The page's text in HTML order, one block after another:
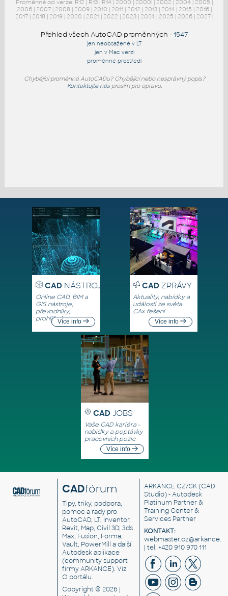
Proměnné od verze: R12 | R13 | R14 | 2000 | 2000i | 2002 | 2004 | 2005 |
2006 | 2007 | 2008 | 2009 | 2010 | 2011 | 2012 | 2013 | 2014 | 2015 | 2016 |
2017 | 2018 | 2019 | 2020 | 2021 | 2022 | 2023 | 2024 | 2025 | 2026 | 2027 |
Přehled všech AutoCAD proměnných - 1547
jen neobsažené v LT
jen v Mac verzi
proměnné prostředí
Chybějící proměnná AutoCADu? Chybějící nebo nesprávný popis?
Kontaktujte násprosím pro opravu.
CADNÁSTROJE
Online CAD, BIM a
GIS nástroje,
převodníky,
prohlížečeVíce info
CADZPRÁVY
Aktuality, nabídky a
události ze světa
CAx řešení
Více info
CAD JOBS
Vaše CAD kariéra -
nabídky a poptávky
pracovních pozic
Více info
CADfórum
Tipy, triky, podpora,
pomoc a rady pro
AutoCAD, LT, Inventor,
Revit, Map, Civil 3D, 3ds
Max, Fusion, Forma,
Vault, PowerMill a další
Autodesk aplikace
(community support
firmy ARKANCE). Viz
O portálu.
Copyright © 2026 |
ARKANCE CZ/SK(CAD
Studio) - Autodesk
Platinum Partner &
Training Center &
Services Partner
KONTAKT:
| tel. +420 910 970 111